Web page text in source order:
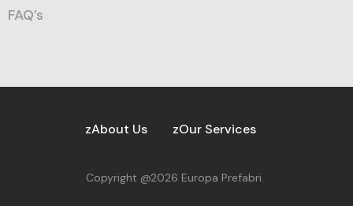
FAQ’s
zAbout Us zOur Services
Copyright @2026 Europa Prefabri.